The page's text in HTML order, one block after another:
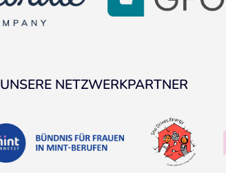
UNSERE NETZWERKPARTNER